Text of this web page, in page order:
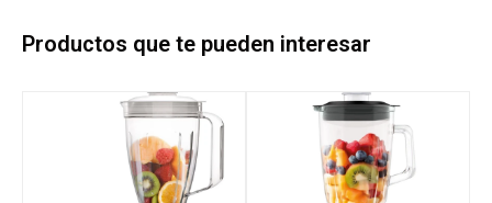
Productos que te pueden interesar